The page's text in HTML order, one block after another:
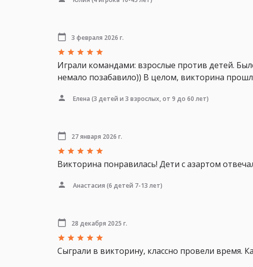
3 февраля 2026 г.
Играли командами: взрослые против детей.
немало позабавило)) В целом, викторина
Елена (3 детей и 3 взрослых, от 9 до 60 лет)
27 января 2026 г.
Викторина понравилась! Дети с азартом
Анастасия (6 детей 7-13 лет)
28 декабря 2025 г.
Сыграли в викторину, классно провели время.